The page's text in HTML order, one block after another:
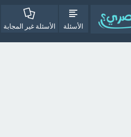
الأسئلة الأسئلة غير المجابة